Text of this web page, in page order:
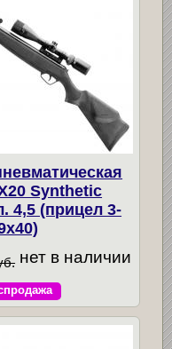
Synthetic
4,5 (прицел 3-
нет в наличии